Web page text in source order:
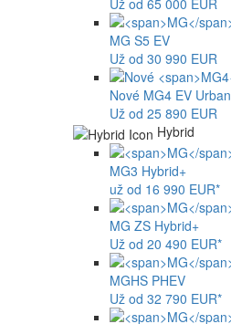
Už od 65 000 EUR
MG S5 EV
Už od 30 990 EUR
Nové MG4 EV Urban
Už od 25 890 EUR
Hybrid
MG3 Hybrid+
už od 16 990 EUR*
MG ZS Hybrid+
Už od 20 490 EUR*
MGHS PHEV
Už od 32 790 EUR*